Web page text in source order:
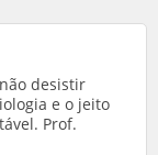
desistir
e o jeito
Prof.